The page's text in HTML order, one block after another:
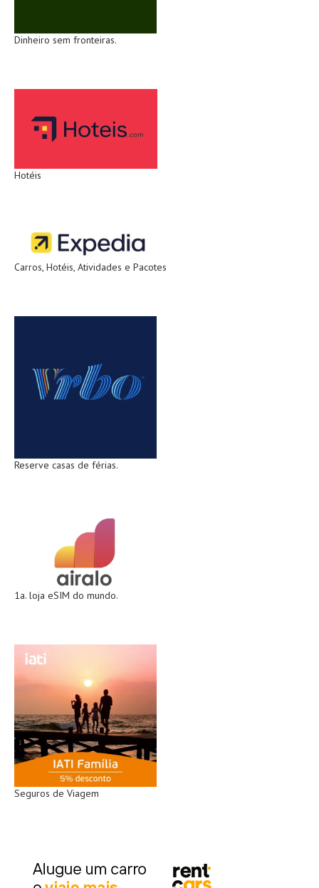
Dinheiro sem fronteiras.
Hotéis
Carros, Hotéis, Atividades e Pacotes
Reserve casas de férias.
1a. loja eSIM do mundo.
Seguros de Viagem